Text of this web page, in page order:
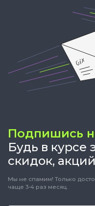
Подпишись
Будь в курсе
скидок,
Мы не спамим! Только
чаще 3-4 раз месяц.